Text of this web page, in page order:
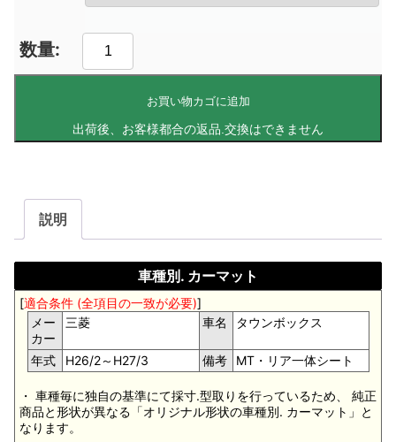
お買い物カゴに追加
説明
車種別. カーマット
[適合条件 (全項目の一致が必要)]
メー
カー
三菱 車名 タウンボックス
年式 H26/2～H27/3 備考 MT・リア一体シート
・ 車種毎に独自の基準にて採寸.型取りを行っているため、 純正
商品と形状が異なる「オリジナル形状の車種別. カーマット」と
なります。